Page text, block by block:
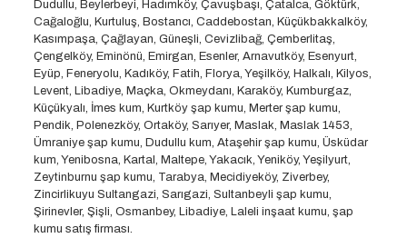
Dudullu, Beylerbeyi, Hadımköy, Çavuşbaşı, Çatalca, Göktürk,
Cağaloğlu, Kurtuluş, Bostancı, Caddebostan, Küçükbakkalköy,
Kasımpaşa, Çağlayan, Güneşli, Cevizlibağ, Çemberlitaş,
Çengelköy, Eminönü, Emirgan, Esenler, Arnavutköy, Esenyurt,
Eyüp, Feneryolu, Kadıköy, Fatih, Florya, Yeşilköy, Halkalı, Kilyos,
Levent, Libadiye, Maçka, Okmeydanı, Karaköy, Kumburgaz,
Küçükyalı, İmes kum, Kurtköy şap kumu, Merter şap kumu,
Pendik, Polenezköy, Ortaköy, Sarıyer, Maslak, Maslak 1453,
Ümraniye şap kumu, Dudullu kum, Ataşehir şap kumu, Üsküdar
kum, Yenibosna, Kartal, Maltepe, Yakacık, Yeniköy, Yeşilyurt,
Zeytinburnu şap kumu, Tarabya, Mecidiyeköy, Ziverbey,
Zincirlikuyu Sultangazi, Sarıgazi, Sultanbeyli şap kumu,
Şirinevler, Şişli, Osmanbey, Libadiye, Laleli inşaat kumu, şap
kumu satış firması.